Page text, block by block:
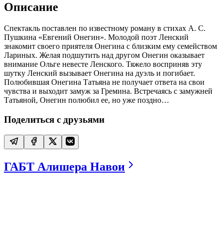
Описание
Спектакль поставлен по известному роману в стихах А. С.
Пушкина «Евгений Онегин». Молодой поэт Ленский
знакомит своего приятеля Онегина с близким ему семейством
Лариных. Желая подшутить над другом Онегин оказывает
внимание Ольге невесте Ленского. Тяжело восприняв эту
шутку Ленский вызывает Онегина на дуэль и погибает.
Полюбившая Онегина Татьяна не получает ответа на свои
чувства и выходит замуж за Гремина. Встречаясь с замужней
Татьяной, Онегин полюбил ее, но уже поздно…
Поделиться с друзьями
ГАБТ Алишера Навои